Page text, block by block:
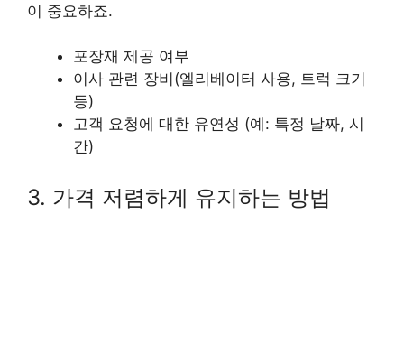
이 중요하죠.
포장재 제공 여부
이사 관련 장비(엘리베이터 사용, 트럭 크기
등)
고객 요청에 대한 유연성 (예: 특정 날짜, 시
간)
3. 가격 저렴하게 유지하는 방법